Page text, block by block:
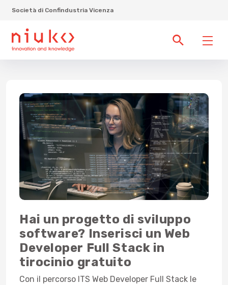
Società di Confindustria Vicenza
Hai un progetto di sviluppo
software? Inserisci un Web
Developer Full Stack in
tirocinio gratuito
Con il percorso ITS Web Developer Full Stack le